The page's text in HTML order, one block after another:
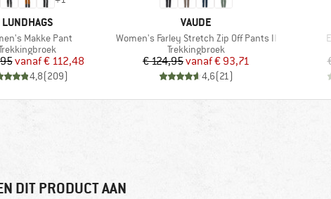
MERK
LUNDHAGS
Makke Pant
Prijs
Verlaagde prijs
vanaf€ 112,48
4,8(209)
MERK
VAUDE
Artikel
Women's Farley Stretch Zip Off Pants II
Productgroep
Trekkingbroek
Prijs
€ 124,95 Verlaagde prijs
vanaf€ 93,71
4,6(21)
DIT PRODUCT AAN